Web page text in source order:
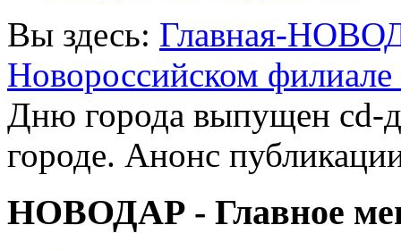
Вы здесь: Главная-
Новороссийском
Дню города выпущен cd-
городе. Анонс
НОВОДАР - Главное